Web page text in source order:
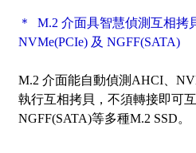
＊ M.2 介面具智慧偵測互相拷
NVMe(PCIe) 及 NGFF(SATA)
M.2 介面能自動偵測AHCI、
執行互相拷貝，不須轉接即可
NGFF(SATA)等多種M.2 SSD。